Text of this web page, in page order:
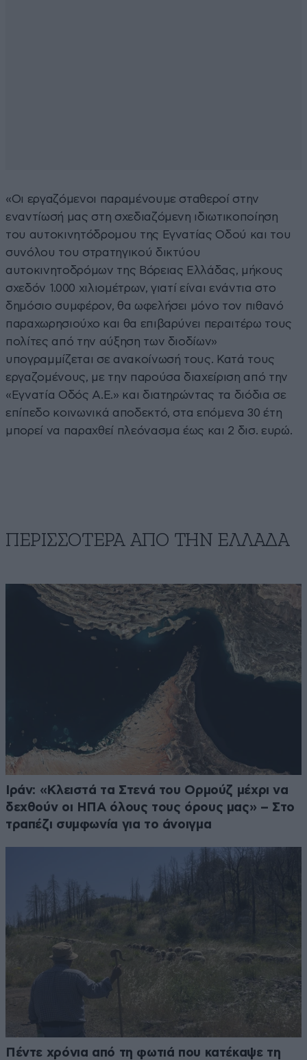
«Οι εργαζόμενοι παραμένουμε σταθεροί στην
εναντίωσή μας στη σχεδιαζόμενη ιδιωτικοποίηση
του αυτοκινητόδρομου της Εγνατίας Οδού και του
συνόλου του στρατηγικού δικτύου
αυτοκινητοδρόμων της Βόρειας Ελλάδας, μήκους
σχεδόν 1.000 χιλιομέτρων, γιατί είναι ενάντια στο
δημόσιο συμφέρον, θα ωφελήσει μόνο τον πιθανό
παραχωρησιούχο και θα επιβαρύνει περαιτέρω τους
πολίτες από την αύξηση των διοδίων»
υπογραμμίζεται σε ανακοίνωσή τους. Κατά τους
εργαζομένους, με την παρούσα διαχείριση από την
«Εγνατία Οδός Α.Ε.» και διατηρώντας τα διόδια σε
επίπεδο κοινωνικά αποδεκτό, στα επόμενα 30 έτη
μπορεί να παραχθεί πλεόνασμα έως και 2 δισ. ευρώ.
ΠΕΡΙΣΣΟΤΕΡΑ ΑΠΟ ΤΗΝ ΕΛΛΑΔΑ
Ιράν: «Κλειστά τα Στενά του Ορμούζ μέχρι να
δεχθούν οι ΗΠΑ όλους τους όρους μας» – Στο
τραπέζι συμφωνία για το άνοιγμα
Πέντε χρόνια από τη φωτιά που κατέκαψε τη